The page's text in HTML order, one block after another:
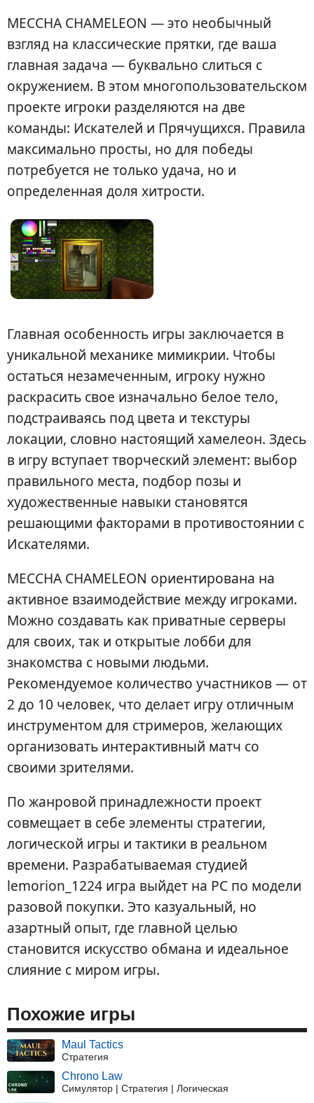
MECCHA CHAMELEON — это необычный
взгляд на классические прятки, где ваша
главная задача — буквально слиться с
окружением. В этом многопользовательском
проекте игроки разделяются на две
команды: Искателей и Прячущихся. Правила
максимально просты, но для победы
потребуется не только удача, но и
определенная доля хитрости.
Главная особенность игры заключается в
уникальной механике мимикрии. Чтобы
остаться незамеченным, игроку нужно
раскрасить свое изначально белое тело,
подстраиваясь под цвета и текстуры
локации, словно настоящий хамелеон. Здесь
в игру вступает творческий элемент: выбор
правильного места, подбор позы и
художественные навыки становятся
решающими факторами в противостоянии с
Искателями.
MECCHA CHAMELEON ориентирована на
активное взаимодействие между игроками.
Можно создавать как приватные серверы
для своих, так и открытые лобби для
знакомства с новыми людьми.
Рекомендуемое количество участников — от
2 до 10 человек, что делает игру отличным
инструментом для стримеров, желающих
организовать интерактивный матч со
своими зрителями.
По жанровой принадлежности проект
совмещает в себе элементы стратегии,
логической игры и тактики в реальном
времени. Разрабатываемая студией
lemorion_1224 игра выйдет на PC по модели
разовой покупки. Это казуальный, но
азартный опыт, где главной целью
становится искусство обмана и идеальное
слияние с миром игры.
Похожие игры
Maul Tactics
Стратегия
Chrono Law
Симулятор | Стратегия | Логическая